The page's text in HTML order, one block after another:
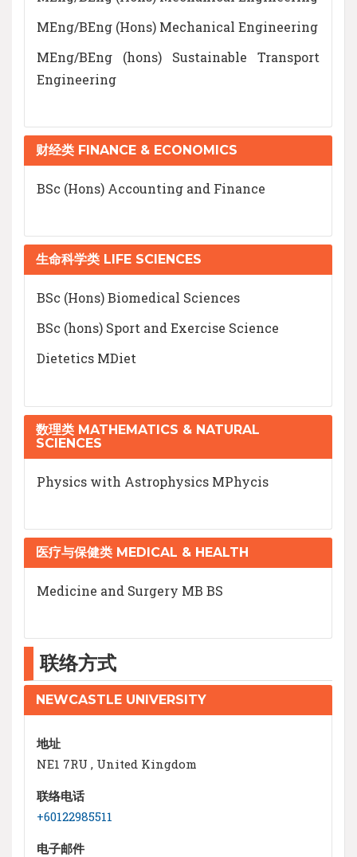
MEng/BEng (Hons) Mechanical Engineering
MEng/BEng (hons) Sustainable Transport
Engineering
财经类 FINANCE & ECONOMICS
BSc (Hons) Accounting and Finance
生命科学类 LIFE SCIENCES
BSc (Hons) Biomedical Sciences
BSc (hons) Sport and Exercise Science
Dietetics MDiet
数理类 MATHEMATICS & NATURAL
SCIENCES
Physics with Astrophysics MPhycis
医疗与保健类 MEDICAL & HEALTH
Medicine and Surgery MB BS
联络方式
NEWCASTLE UNIVERSITY
地址
NE1 7RU , United Kingdom
联络电话
+60122985511
电子邮件